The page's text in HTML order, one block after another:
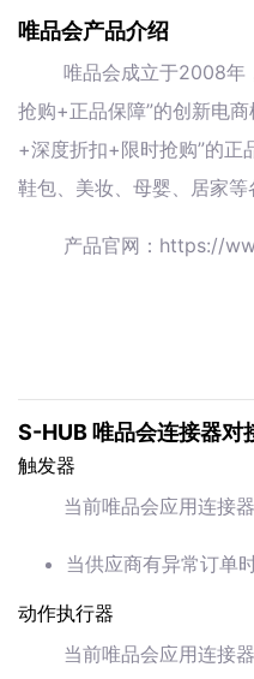
唯品会产品介绍
唯品会成立于2008年
抢购+正品保障”的创新电
+深度折扣+限时抢购”的正
鞋包、美妆、母婴、居家等
产品官网：https://
S-HUB 唯品会连接器对
触发器
当前唯品会应用连接
当供应商有异常订单
动作执行器
当前唯品会应用连接